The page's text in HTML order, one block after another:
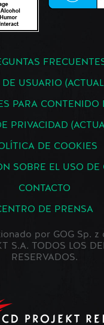
USUARIO
PARA CONTENIDO
PRIVACIDAD
DE COOKIES
SOBRE EL USO DE
CONTACTO
DE PRENSA
por GOG Sp. z
S.A. TODOS LOS
RESERVADOS.